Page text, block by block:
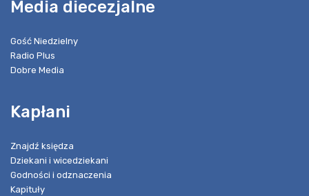
Media diecezjalne
Gość Niedzielny
Radio Plus
Dobre Media
Kapłani
Znajdź księdza
Dziekani i wicedziekani
Godności i odznaczenia
Kapituły